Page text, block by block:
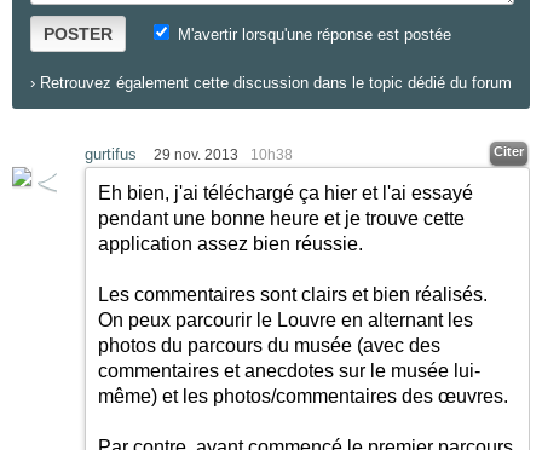
POSTER M'avertir lorsqu'une réponse est postée
› Retrouvez également cette discussion dans le topic dédié du forum
gurtifus 29 nov. 2013 10h38 Citer
Eh bien, j'ai téléchargé ça hier et l'ai essayé
pendant une bonne heure et je trouve cette
application assez bien réussie.
Les commentaires sont clairs et bien réalisés.
On peux parcourir le Louvre en alternant les
photos du parcours du musée (avec des
commentaires et anecdotes sur le musée lui-
même) et les photos/commentaires des œuvres.